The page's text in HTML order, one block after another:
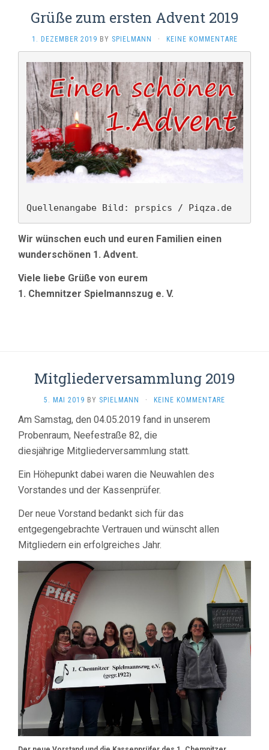
Grüße zum ersten Advent 2019
1. DEZEMBER 2019 BY SPIELMANN · KEINE KOMMENTARE
Quellenangabe Bild: prspics / Piqza.de
Wir wünschen euch und euren Familien einen
wunderschönen 1. Advent.
Viele liebe Grüße von eurem
1. Chemnitzer Spielmannszug e. V.
Mitgliederversammlung 2019
5. MAI 2019 BY SPIELMANN · KEINE KOMMENTARE
Am Samstag, den 04.05.2019 fand in unserem
Probenraum, Neefestraße 82, die
diesjährige Mitgliederversammlung statt.
Ein Höhepunkt dabei waren die Neuwahlen des
Vorstandes und der Kassenprüfer.
Der neue Vorstand bedankt sich für das
entgegengebrachte Vertrauen und wünscht allen
Mitgliedern ein erfolgreiches Jahr.